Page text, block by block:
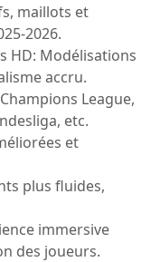
maillots et
2026.
HD: Modélisations
accru.
League,
etc.
et
plus fluides,
immersive
des joueurs.